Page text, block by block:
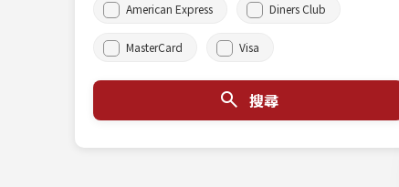
American Express Diners Club
MasterCard Visa
搜尋